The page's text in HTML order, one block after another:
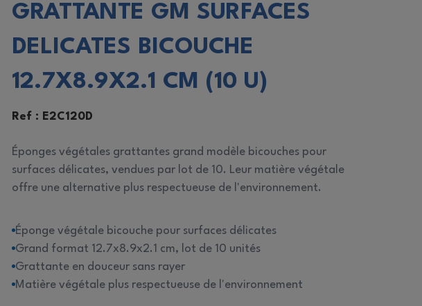
GRATTANTE GM SURFACES
DELICATES BICOUCHE
12.7X8.9X2.1 CM (10 U)
Ref : E2C120D
Éponges végétales grattantes grand modèle bicouches pour
surfaces délicates, vendues par lot de 10. Leur matière végétale
offre une alternative plus respectueuse de l'environnement.
Éponge végétale bicouche pour surfaces délicates
Grand format 12.7x8.9x2.1 cm, lot de 10 unités
Grattante en douceur sans rayer
Matière végétale plus respectueuse de l'environnement